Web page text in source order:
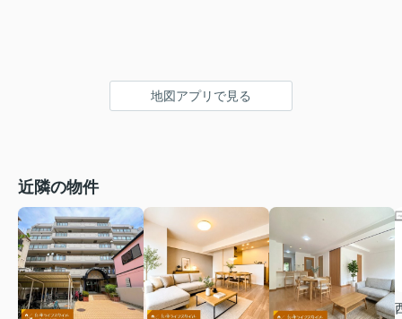
地図アプリで見る
近隣の物件